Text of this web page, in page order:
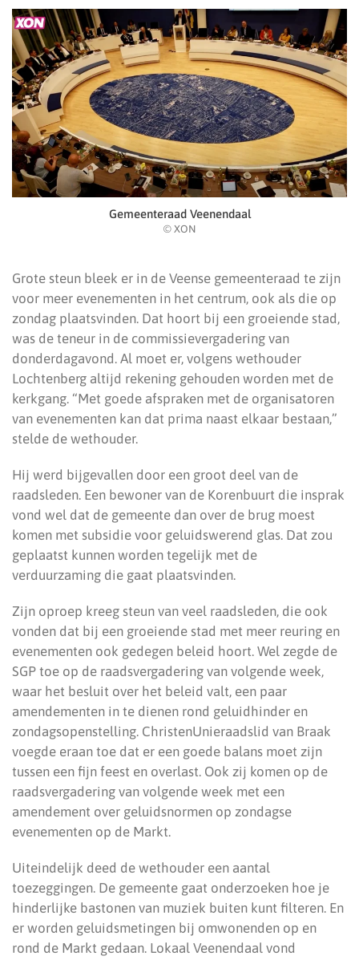
Gemeenteraad Veenendaal
© XON
Grote steun bleek er in de Veense gemeenteraad te zijn
voor meer evenementen in het centrum, ook als die op
zondag plaatsvinden. Dat hoort bij een groeiende stad,
was de teneur in de commissievergadering van
donderdagavond. Al moet er, volgens wethouder
Lochtenberg altijd rekening gehouden worden met de
kerkgang. “Met goede afspraken met de organisatoren
van evenementen kan dat prima naast elkaar bestaan,”
stelde de wethouder.
Hij werd bijgevallen door een groot deel van de
raadsleden. Een bewoner van de Korenbuurt die insprak
vond wel dat de gemeente dan over de brug moest
komen met subsidie voor geluidswerend glas. Dat zou
geplaatst kunnen worden tegelijk met de
verduurzaming die gaat plaatsvinden.
Zijn oproep kreeg steun van veel raadsleden, die ook
vonden dat bij een groeiende stad met meer reuring en
evenementen ook gedegen beleid hoort. Wel zegde de
SGP toe op de raadsvergadering van volgende week,
waar het besluit over het beleid valt, een paar
amendementen in te dienen rond geluidhinder en
zondagsopenstelling. ChristenUnieraadslid van Braak
voegde eraan toe dat er een goede balans moet zijn
tussen een fijn feest en overlast. Ook zij komen op de
raadsvergadering van volgende week met een
amendement over geluidsnormen op zondagse
evenementen op de Markt.
Uiteindelijk deed de wethouder een aantal
toezeggingen. De gemeente gaat onderzoeken hoe je
hinderlijke bastonen van muziek buiten kunt filteren. En
er worden geluidsmetingen bij omwonenden op en
rond de Markt gedaan. Lokaal Veenendaal vond